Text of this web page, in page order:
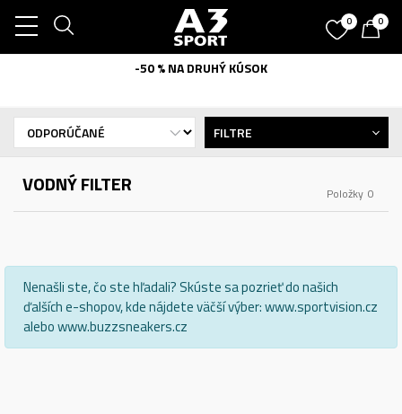
0 0
-50 % NA DRUHÝ KÚSOK
VODNÝ FILTER 0
Položky
FILTRE
Nenašli ste, čo ste hľadali? Skúste sa pozrieť do našich
ďalších e-shopov, kde nájdete väčší výber: www.sportvision.cz
alebo www.buzzsneakers.cz